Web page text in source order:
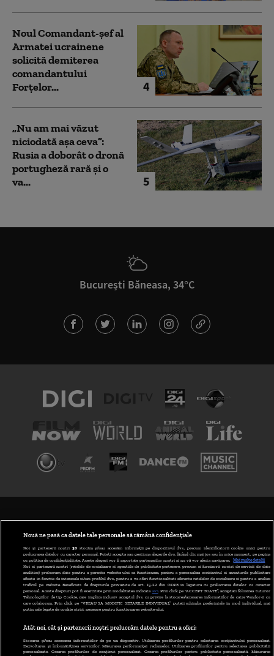
4
Noul Comandant-șef al
Armatei ucrainene
solicită demiterea
comandantului
Forțelor...
5
„Nu am mai văzut
niciodată așa ceva”:
Rusia a doborât o dronă
portugheză rară și o
va...
București Băneasa, 34°C
ABONARE DIGI TV
GESTIONAȚI PREFERINȚELE
CODUL DIGI24
CAMERE WEB
CONTACT/INFO
Nouă ne pasă ca datele tale personale să rămână confidențiale
Noi și partenerii noștri 30stocăm și/sau accesăm informații pe dispozitivul dvs., precum identificatorii cookie unici pentru
prelucrarea datelor cu caracter personal. Puteți accepta sau gestiona alegerile dvs. făcând clic mai jos sau în orice moment, pe pagina
cu politica de confidențialitate. Aceste alegeri vor fi raportate partenerilor noștri și nu vă vor afecta navigarea.
Mai multe detalii
Noi si partenerii nostri (retelele de socializare si agentiile de publicitate partenere, precum si furnizorii nostri de servicii de date
analitice) prelucram date pentru a permite website-ului sa functioneze, pentru a personaliza continutul si anunturile publicitare
afisate in functie de interesele si/sau profilul dvs., pentru a va oferi functionalitati aferente retelelor de socializare si pentru a analiza
traficul pe website. Beneficiati de drepturile prevazute de art. 15-22 din GDPR in legatura cu prelucrarea datelor cu caracter
personal. Aceste drepturi pot fi exercitate prin modalitatea indicata aici. Prin click pe “ACCEPT TOATE”, acceptati folosirea tuturor
Tehnologiilor de tip Cookie, care implica inclusiv acceptul dvs. cu privire la stocarea/accesarea informatiilor de catre Vendor-ii cu
care colaboram. Prin click pe “VREAU SA MODIFIC SETARILE INDIVIDUAL” puteti schimba preferintele in mod individual, mai
putin cele legate de cookie strict necesare pentru functionarea website-ului.
Atât noi, cât și partenerii noștri prelucrăm datele pentru a oferi:
Stocarea și/sau accesarea informațiilor de pe un dispozitiv. Utilizarea profilurilor pentru selectarea conținutului personalizat.
Dezvoltarea și îmbunătățirea serviciilor. Măsurarea performanței reclamelor. Utilizarea profilurilor pentru selectarea publicității
personalizate. Crearea profilurilor de conținut personalizat. Crearea profilurilor pentru publicitate personalizată. Măsurarea